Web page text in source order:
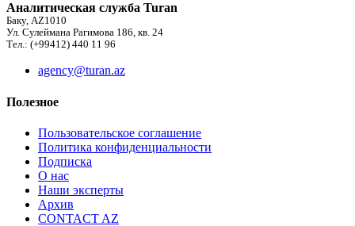
Аналитическая служба Turan
Баку, AZ1010
Ул. Сулеймана Рагимова 186, кв. 24
Тел.: (+99412) 440 11 96
agency@turan.az
Полезное
Пользовательское соглашение
Политика конфиденциальности
Подписка
О нас
Наши эксперты
Архив
CONTACT AZ